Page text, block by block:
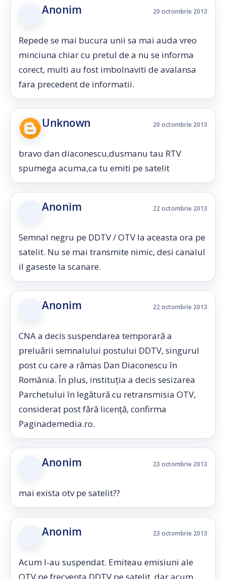
Anonim 20 octombrie 2013
Repede se mai bucura unii sa mai auda vreo
minciuna chiar cu pretul de a nu se informa
corect, multi au fost imbolnaviti de avalansa
fara precedent de informatii.
Unknown 20 octombrie 2013
bravo dan diaconescu,dusmanu tau RTV
spumega acuma,ca tu emiti pe satelit
Anonim 22 octombrie 2013
Semnal negru pe DDTV / OTV la aceasta ora pe
satelit. Nu se mai transmite nimic, desi canalul
il gaseste la scanare.
Anonim 22 octombrie 2013
CNA a decis suspendarea temporară a
preluării semnalului postului DDTV, singurul
post cu care a rămas Dan Diaconescu în
România. În plus, instituția a decis sesizarea
Parchetului în legătură cu retransmisia OTV,
considerat post fără licență, confirma
Paginademedia.ro.
Anonim 23 octombrie 2013
mai exista otv pe satelit??
Anonim 23 octombrie 2013
Acum l-au suspendat. Emiteau emisiuni ale